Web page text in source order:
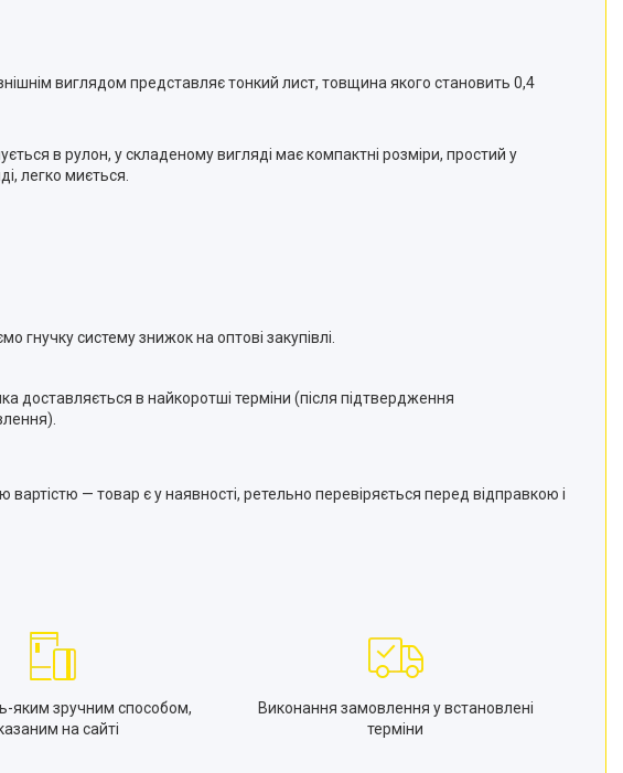
виглядом представляє тонкий лист, товщина якого становить 0,4
в рулон, у складеному вигляді має компактні розміри, простий у
легко миється.
гнучку систему знижок на оптові закупівлі.
доставляється в найкоротші терміни (після підтвердження
— товар є у наявності, ретельно перевіряється перед відправкою і
яким зручним способом,
на сайті
Виконання замовлення у встановлені
терміни